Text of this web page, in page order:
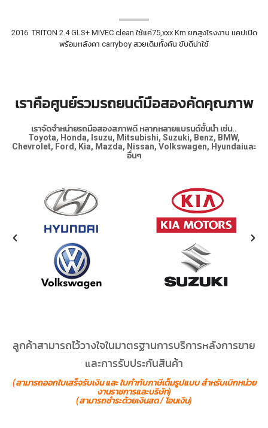
2016 TRITON 2.4 GLS+ MIVEC clean ใช้แค่75,xxx Km ยกสูงโรงงาน แคปเปิด
พร้อมหลังคา carryboy สวยเดิมทั้งคัน ขับดีน่าใช้
เราคือศูนย์รวมรถยนต์มือสองคัดคุณภาพ
เราจัดจำหน่ายรถมือสองสภาพดี หลากหลายแบรนด์ชั้นนำ เช่น..
Toyota, Honda, Isuzu, Mitsubishi, Suzuki, Benz, BMW,
Chevrolet, Ford, Kia, Mazda, Nissan, Volkswagen, Hyundaiและ
อื่นๆ
ลูกค้าสามารถไว้วางใจในมาตรฐานการบริการหลังการขาย
และการรับประกันสินค้า
(สามารถออกใบเสร็จรับเงิน และ ใบกำกับภาษีเต็มรูปแบบ สำหรับเบิกหน่วย
งานราชการและบริษัท)
(สามารถชำระด้วยเงินสด / โอนเงิน)